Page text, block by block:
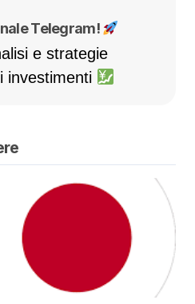
Telegram!
e strategie
investimenti